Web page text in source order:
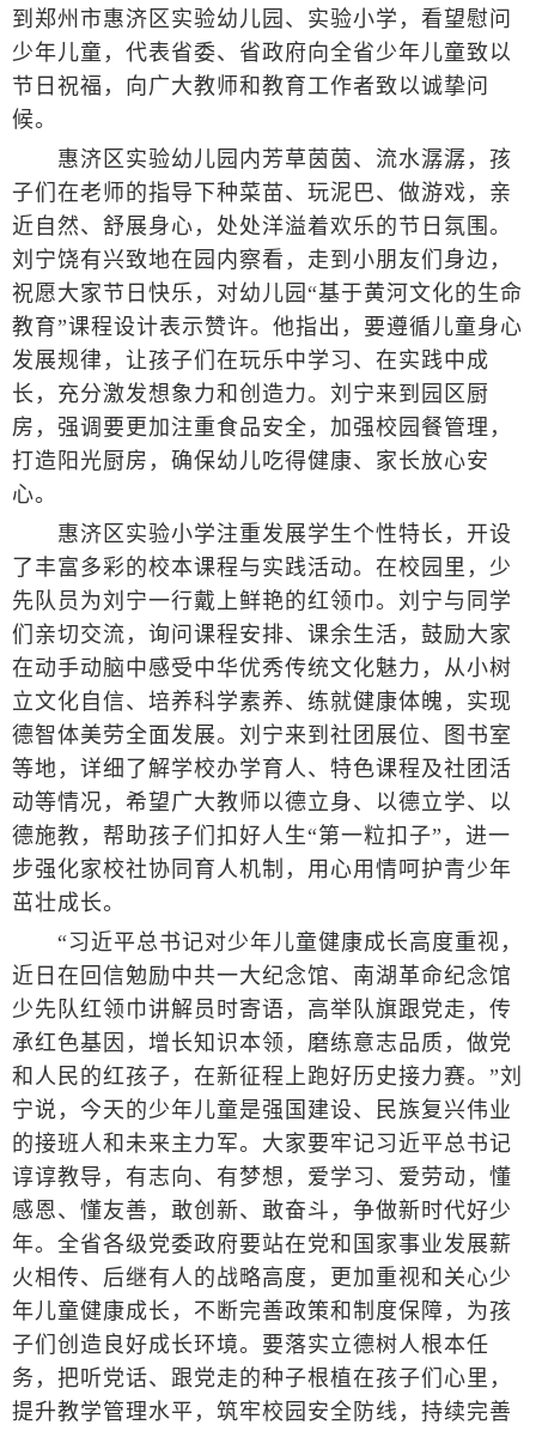
到郑州市惠济区实验幼儿园、实验小学，看望慰问
少年儿童，代表省委、省政府向全省少年儿童致以
节日祝福，向广大教师和教育工作者致以诚挚问
候。
惠济区实验幼儿园内芳草茵茵、流水潺潺，孩
子们在老师的指导下种菜苗、玩泥巴、做游戏，亲
近自然、舒展身心，处处洋溢着欢乐的节日氛围。
刘宁饶有兴致地在园内察看，走到小朋友们身边，
祝愿大家节日快乐，对幼儿园“基于黄河文化的生命
教育”课程设计表示赞许。他指出，要遵循儿童身心
发展规律，让孩子们在玩乐中学习、在实践中成
长，充分激发想象力和创造力。刘宁来到园区厨
房，强调要更加注重食品安全，加强校园餐管理，
打造阳光厨房，确保幼儿吃得健康、家长放心安
心。
惠济区实验小学注重发展学生个性特长，开设
了丰富多彩的校本课程与实践活动。在校园里，少
先队员为刘宁一行戴上鲜艳的红领巾。刘宁与同学
们亲切交流，询问课程安排、课余生活，鼓励大家
在动手动脑中感受中华优秀传统文化魅力，从小树
立文化自信、培养科学素养、练就健康体魄，实现
德智体美劳全面发展。刘宁来到社团展位、图书室
等地，详细了解学校办学育人、特色课程及社团活
动等情况，希望广大教师以德立身、以德立学、以
德施教，帮助孩子们扣好人生“第一粒扣子”，进一
步强化家校社协同育人机制，用心用情呵护青少年
茁壮成长。
“习近平总书记对少年儿童健康成长高度重视，
近日在回信勉励中共一大纪念馆、南湖革命纪念馆
少先队红领巾讲解员时寄语，高举队旗跟党走，传
承红色基因，增长知识本领，磨练意志品质，做党
和人民的红孩子，在新征程上跑好历史接力赛。”刘
宁说，今天的少年儿童是强国建设、民族复兴伟业
的接班人和未来主力军。大家要牢记习近平总书记
谆谆教导，有志向、有梦想，爱学习、爱劳动，懂
感恩、懂友善，敢创新、敢奋斗，争做新时代好少
年。全省各级党委政府要站在党和国家事业发展薪
火相传、后继有人的战略高度，更加重视和关心少
年儿童健康成长，不断完善政策和制度保障，为孩
子们创造良好成长环境。要落实立德树人根本任
务，把听党话、跟党走的种子根植在孩子们心里，
提升教学管理水平，筑牢校园安全防线，持续完善